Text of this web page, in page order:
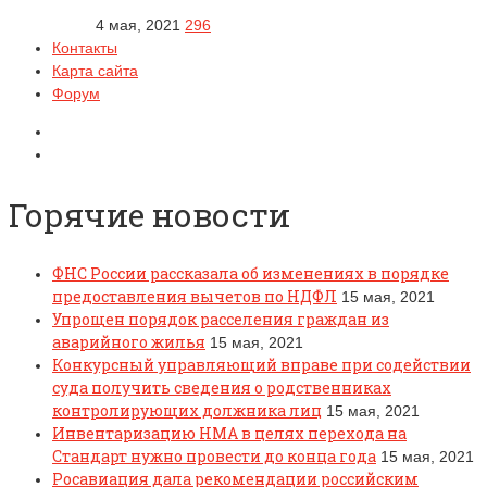
4 мая, 2021 296
Контакты
Карта сайта
Форум
Горячие новости
ФНС России рассказала об изменениях в порядке
предоставления вычетов по НДФЛ 15 мая, 2021
Упрощен порядок расселения граждан из
аварийного жилья 15 мая, 2021
Конкурсный управляющий вправе при содействии
суда получить сведения о родственниках
контролирующих должника лиц 15 мая, 2021
Инвентаризацию НМА в целях перехода на
Стандарт нужно провести до конца года 15 мая, 2021
Росавиация дала рекомендации российским